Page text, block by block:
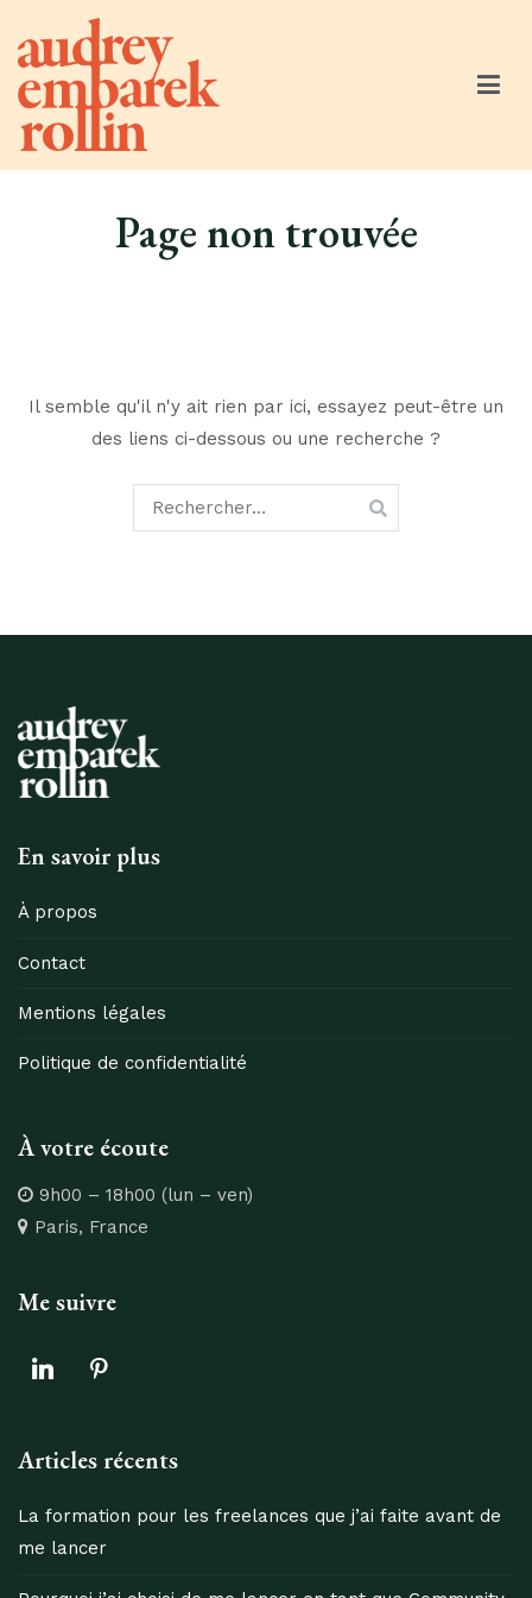
au
contenu
Audrey Embarek Rollin
Page non trouvée
Il semble qu'il n'y ait rien par ici, essayez peut-être un
des liens ci-dessous ou une recherche ?
Rechercher :
En savoir plus
À propos
Contact
Mentions légales
Politique de confidentialité
À votre écoute
9h00 – 18h00 (lun – ven)
Paris, France
Me suivre
linkedin pinterest
Articles récents
La formation pour les freelances que j’ai faite avant de
me lancer